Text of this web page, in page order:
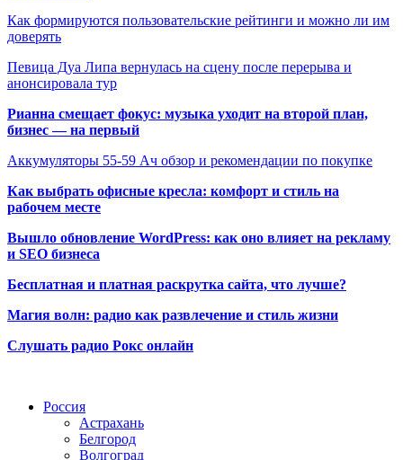
Как формируются пользовательские рейтинги и можно ли им
доверять
Певица Дуа Липа вернулась на сцену после перерыва и
анонсировала тур
Рианна смещает фокус: музыка уходит на второй план,
бизнес — на первый
Аккумуляторы 55-59 Ач обзор и рекомендации по покупке
Как выбрать офисные кресла: комфорт и стиль на
рабочем месте
Вышло обновление WordPress: как оно влияет на рекламу
и SEO бизнеса
Бесплатная и платная раскрутка сайта, что лучше?
Магия волн: радио как развлечение и стиль жизни
Слушать радио Рокс онлайн
Россия
Астрахань
Белгород
Волгоград